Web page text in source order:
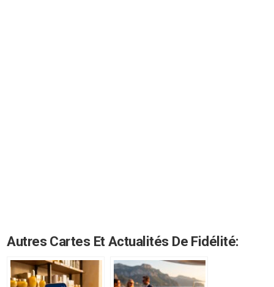
Autres Cartes Et Actualités De Fidélité: